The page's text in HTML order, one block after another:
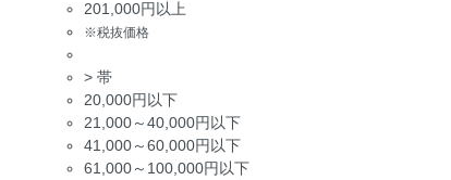
201,000円以上
※税抜価格
> 帯
20,000円以下
21,000～40,000円以下
41,000～60,000円以下
61,000～100,000円以下